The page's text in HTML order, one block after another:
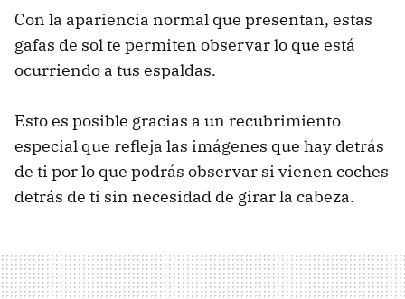
Con la apariencia normal que presentan, estas
gafas de sol te permiten observar lo que está
ocurriendo a tus espaldas.
Esto es posible gracias a un recubrimiento
especial que refleja las imágenes que hay detrás
de ti por lo que podrás observar si vienen coches
detrás de ti sin necesidad de girar la cabeza.